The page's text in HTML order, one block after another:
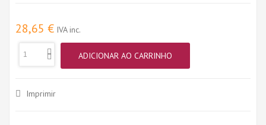
28,65 € IVA inc.
ADICIONAR AO CARRINHO
Imprimir